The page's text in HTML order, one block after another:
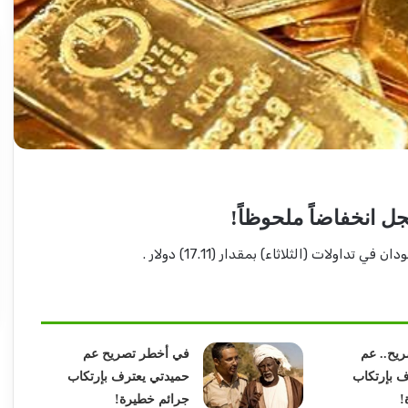
انخفاضاً ملحوظاً!
في تداولات (الثلاثاء) بمقدار (17.11) دولار .
عم
بإرتكاب
في أخطر تصريح عم
حميدتي يعترف بإرتكاب
جرائم خطيرة!
مشاكل
إعتداء
على
ناشطة
السوداني
بيوغندا..
مثيرة
إعتداء على ناشطة بحزب المؤتمر